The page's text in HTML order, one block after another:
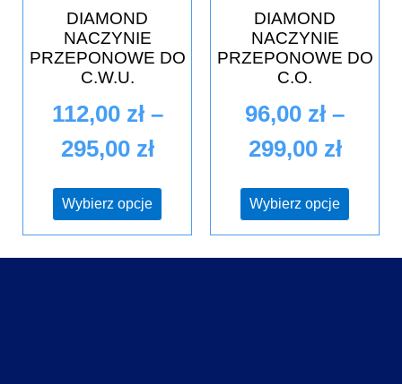
DIAMOND
NACZYNIE
PRZEPONOWE DO
C.W.U.
112,00 zł –
295,00 zł
Wybierz opcje
DIAMOND
NACZYNIE
PRZEPONOWE DO
C.O.
96,00 zł –
299,00 zł
Wybierz opcje